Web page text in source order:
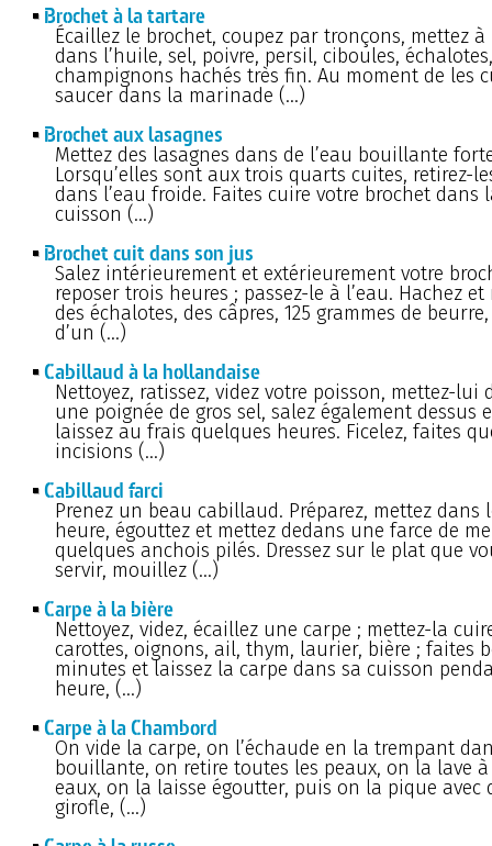
Brochet à la tartare
Écaillez le brochet, coupez par tronçons, mettez
dans l’huile, sel, poivre, persil, ciboules, échalotes,
champignons hachés très fin. Au moment de les
saucer dans la marinade (…)
Brochet aux lasagnes
Mettez des lasagnes dans de l’eau bouillante
Lorsqu’elles sont aux trois quarts cuites, retirez-
dans l’eau froide. Faites cuire votre brochet dans
cuisson (…)
Brochet cuit dans son jus
Salez intérieurement et extérieurement votre
reposer trois heures ; passez-le à l’eau. Hachez et
des échalotes, des câpres, 125 grammes de
d’un (…)
Cabillaud à la hollandaise
Nettoyez, ratissez, videz votre poisson, mettez-lui
une poignée de gros sel, salez également dessus
laissez au frais quelques heures. Ficelez, faites
incisions (…)
Cabillaud farci
Prenez un beau cabillaud. Préparez, mettez dans
heure, égouttez et mettez dedans une farce de
quelques anchois pilés. Dressez sur le plat que
servir, mouillez (…)
Carpe à la bière
Nettoyez, videz, écaillez une carpe ; mettez-la
carottes, oignons, ail, thym, laurier, bière ; faites
minutes et laissez la carpe dans sa cuisson
heure, (…)
Carpe à la Chambord
On vide la carpe, on l’échaude en la trempant
bouillante, on retire toutes les peaux, on la lave
eaux, on la laisse égoutter, puis on la pique avec
girofle, (…)